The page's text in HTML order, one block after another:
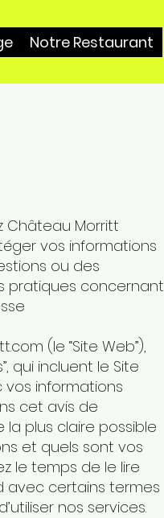
Notre Restaurant
Château Morritt
vos informations
ou des
pratiques concernant
(le “Site Web”),
qui incluent le Site
informations
cet avis de
plus claire possible
et quels sont vos
le temps de le lire
avec certains termes
nos services.